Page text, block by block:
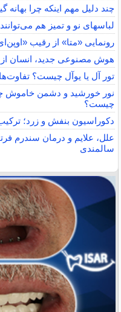
چند دلیل مهم اینکه چرا
لباس‎های نو و تمیز هم می‌توانند بیماری‌زا باشند!
رونمایی «متا» از رقیب
هوش مصنوعی جدید، انسان از
تور آل یا یوآل چیست؟
نور خورشید و دشمن خاموش
چیست؟
دکوراسیون بنفش و زرد؛
علل، علایم و درمان سندرم
سالمندی